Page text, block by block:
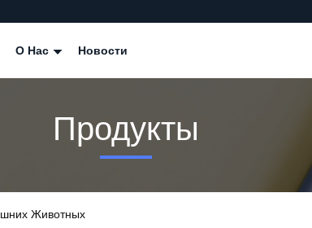
О Нас Новости
Продукты
Животных